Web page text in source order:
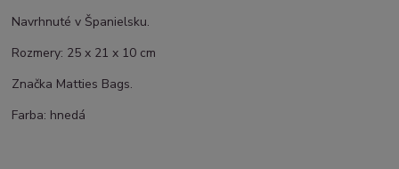
Navrhnuté v Španielsku.
Rozmery: 25 x 21 x 10 cm
Značka Matties Bags.
Farba: hnedá